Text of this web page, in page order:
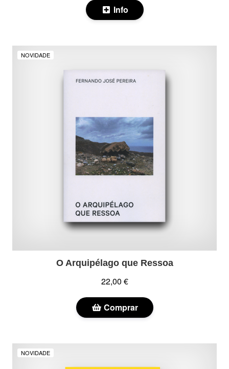
Info
NOVIDADE
O Arquipélago que Ressoa
22,00 €
Comprar
NOVIDADE